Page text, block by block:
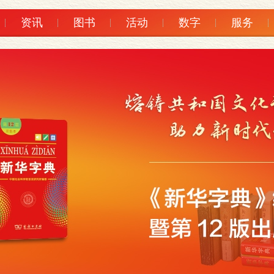
资讯 图书 活动 数字 服务